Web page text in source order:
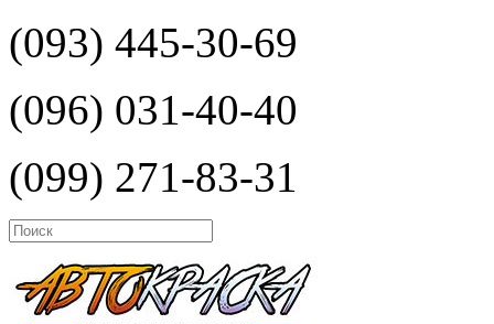
(093) 445-30-69
(096) 031-40-40
(099) 271-83-31